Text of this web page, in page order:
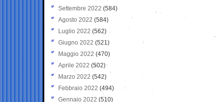
Settembre 2022 (584)
Agosto 2022 (584)
Luglio 2022 (562)
Giugno 2022 (521)
Maggio 2022 (470)
Aprile 2022 (502)
Marzo 2022 (542)
Febbraio 2022 (494)
Gennaio 2022 (510)